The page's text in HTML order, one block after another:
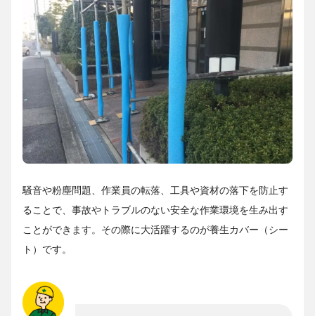
騒音や粉塵問題、作業員の転落、工具や資材の落下を防止す
ることで、事故やトラブルのない安全な作業環境を生み出す
ことができます。その際に大活躍するのが養生カバー（シー
ト）です。